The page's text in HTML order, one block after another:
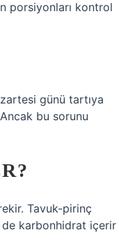
porsiyonları kontrol
günü tartıya
bu sorunu
Tavuk-pirinç
de karbonhidrat içerir